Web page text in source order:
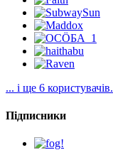
... і ще 6 користувачів.
Підписники